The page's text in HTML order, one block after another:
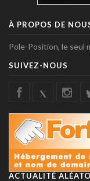
À PROPOS DE
Pole-Position, le seul
SUIVEZ-NOUS
ACTUALITÉ